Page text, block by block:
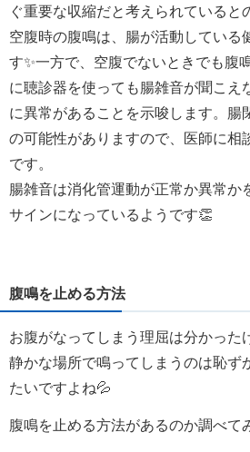
ぐ重要な収縮だと考えられていると
空腹時の腹鳴は、腸が活動している
す✨一方で、空腹でないときでも腹
に聴診器を使っても腸雑音が聞こえ
に異常があることを示唆します。腸
の可能性がありますので、医師に相
です。
腸雑音は消化管運動が正常か異常か
サインになっているようです👏
腹鳴を止める方法
お腹がなってしまう理屈は分かった
静かな場所で鳴ってしまうのは恥ず
たいですよね💦
腹鳴を止める方法があるのか調べて